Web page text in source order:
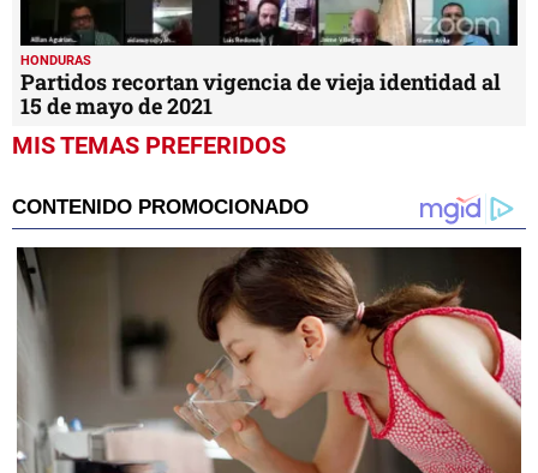
HONDURAS
Partidos recortan vigencia de vieja identidad al
15 de mayo de 2021
MIS TEMAS PREFERIDOS